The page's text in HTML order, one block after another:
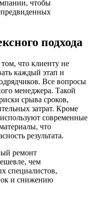
чтобы
подхода
том, что клиенту не
каждый этап и
Все вопросы
менеджера. Такой
срыва сроков,
затрат. Кроме
современные
что
результата.
ремонт
чем
специалистов,
и снижению